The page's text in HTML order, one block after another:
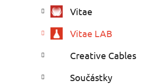
s
r
n
n
e
o
i
Vitae
Vitae LAB
Creative Cables
Součástky